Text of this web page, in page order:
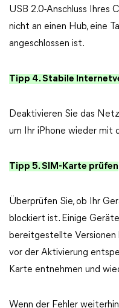
USB 2.0-Anschluss Ihres
nicht an einen Hub, eine
angeschlossen ist.
Tipp 4. Stabile
Deaktivieren Sie das
um Ihr iPhone wieder mit
Tipp 5. SIM-Karte prüfen
Überprüfen Sie, ob Ihr
blockiert ist. Einige
bereitgestellte Versionen
vor der Aktivierung
Karte entnehmen und
Wenn der Fehler